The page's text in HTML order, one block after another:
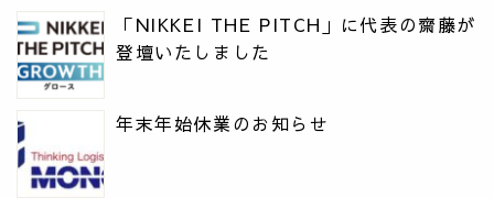
「NIKKEI THE PITCH」に代表の齋藤が
登壇いたしました
年末年始休業のお知らせ